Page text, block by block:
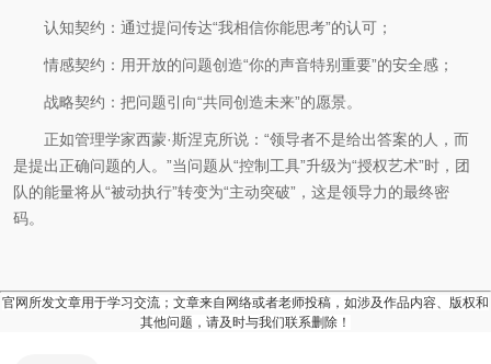
认知契约：通过提问传达“我相信你能思考”的认可；
情感契约：用开放的问题创造“你的声音特别重要”的安全感；
战略契约：把问题引向“共同创造未来”的愿景。
正如管理学家西蒙·斯涅克所说：“领导者不是给出答案的人，而
是提出正确问题的人。”当问题从“控制工具”升级为“授权艺术”时，团
队的能量将从“被动执行”转变为“主动突破”，这是领导力的最终密
码。
官网所发文章用于学习交流；文章来自网络或者老师投稿，如涉及作品内容、版权和
其他问题，请及时与我们联系删除！